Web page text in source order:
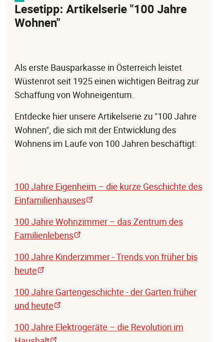
Lesetipp: Artikelserie "100 Jahre
Wohnen"
Als erste Bausparkasse in Österreich leistet
Wüstenrot seit 1925 einen wichtigen Beitrag zur
Schaffung von Wohneigentum.
Entdecke hier unsere Artikelserie zu "100 Jahre
Wohnen", die sich mit der Entwicklung des
Wohnens im Laufe von 100 Jahren beschäftigt:
100 Jahre Eigenheim – die kurze Geschichte des
Einfamilienhauses
100 Jahre Wohnzimmer – das Zentrum des
Familienlebens
100 Jahre Kinderzimmer - Trends von früher bis
heute
100 Jahre Gartengeschichte - der Garten früher
und heute
100 Jahre Elektrogeräte – die Revolution im